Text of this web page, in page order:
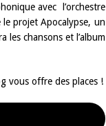
avec l’orchestre
projet Apocalypse, un
les chansons et l’album
vous offre des places !